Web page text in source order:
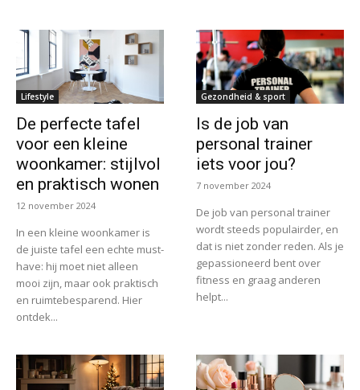
Lifestyle
De perfecte tafel
voor een kleine
woonkamer: stijlvol
en praktisch wonen
12 november 2024
In een kleine woonkamer is
de juiste tafel een echte must-
have: hij moet niet alleen
mooi zijn, maar ook praktisch
en ruimtebesparend. Hier
ontdek...
Gezondheid & sport
Is de job van
personal trainer
iets voor jou?
7 november 2024
De job van personal trainer
wordt steeds populairder, en
dat is niet zonder reden. Als je
gepassioneerd bent over
fitness en graag anderen
helpt...